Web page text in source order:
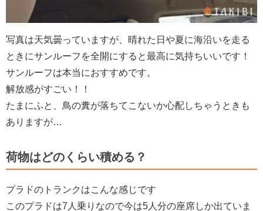
写真は天気曇っていますが、晴れた日や夏に海沿いを走る
ときにサンルーフを全開にすると最高に気持ちいいです！
サンルーフは本当におすすめです。
解放感がすごい！！
たまにふと、鳥の糞が落ちてこないか心配しちゃうときも
ありますが…
荷物はどのくらい積める？
プラドのトランクはこんな感じです
このプラドは7人乗りなので今は5人分の座席しか出ていま